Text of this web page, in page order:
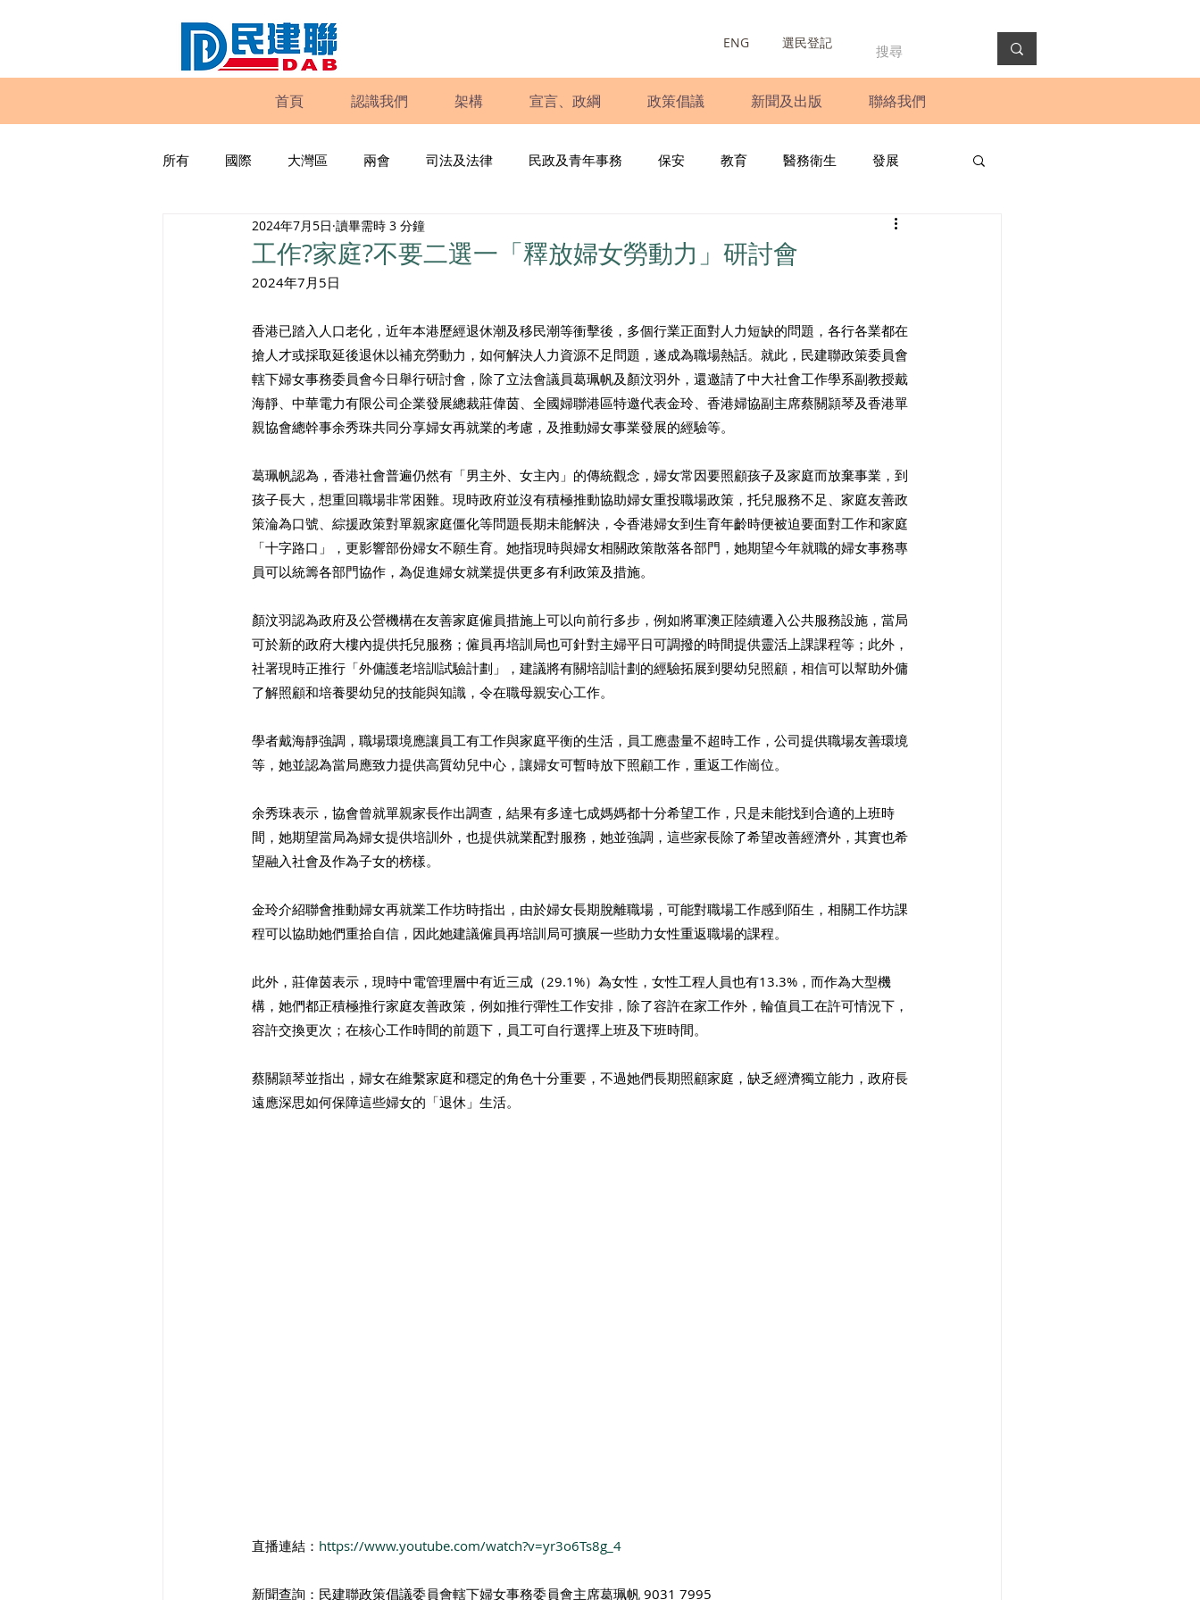
ENG 選民登記
首頁 認識我們 架構 宣言、政綱 政策倡議 新聞及出版 聯絡我們
所有 國際 大灣區 兩會 司法及法律 民政及青年事務 保安 教育 醫務衛生 發展
工商專業 家庭 圓桌會議
議會監察 區議會
工作?家庭?不要二選一「釋放婦女勞動力」研討會
2024年7月5日 讀畢需時 3 分鐘
2024年7月5日
香港已踏入人口老化，近年本港歷經退休潮及移民潮等衝擊後，多個行業正面對人力短缺的問題，各行各業都在
搶人才或採取延後退休以補充勞動力，如何解決人力資源不足問題，遂成為職場熱話。就此，民建聯政策委員會
轄下婦女事務委員會今日舉行研討會，除了立法會議員葛珮帆及顏汶羽外，還邀請了中大社會工作學系副教授戴
海靜、中華電力有限公司企業發展總裁莊偉茵、全國婦聯港區特邀代表金玲、香港婦協副主席蔡關頴琴及香港單
親協會總幹事余秀珠共同分享婦女再就業的考慮，及推動婦女事業發展的經驗等。
葛珮帆認為，香港社會普遍仍然有「男主外、女主內」的傳統觀念，婦女常因要照顧孩子及家庭而放棄事業，到
孩子長大，想重回職場非常困難。現時政府並沒有積極推動協助婦女重投職場政策，托兒服務不足、家庭友善政
策淪為口號、綜援政策對單親家庭僵化等問題長期未能解決，令香港婦女到生育年齡時便被迫要面對工作和家庭
「十字路口」，更影響部份婦女不願生育。她指現時與婦女相關政策散落各部門，她期望今年就職的婦女事務專
員可以統籌各部門協作，為促進婦女就業提供更多有利政策及措施。
顏汶羽認為政府及公營機構在友善家庭僱員措施上可以向前行多步，例如將軍澳正陸續遷入公共服務設施，當局
可於新的政府大樓內提供托兒服務；僱員再培訓局也可針對主婦平日可調撥的時間提供靈活上課課程等；此外，
社署現時正推行「外傭護老培訓試驗計劃」，建議將有關培訓計劃的經驗拓展到嬰幼兒照顧，相信可以幫助外傭
了解照顧和培養嬰幼兒的技能與知識，令在職母親安心工作。
學者戴海靜強調，職場環境應讓員工有工作與家庭平衡的生活，員工應盡量不超時工作，公司提供職場友善環境
等，她並認為當局應致力提供高質幼兒中心，讓婦女可暫時放下照顧工作，重返工作崗位。
余秀珠表示，協會曾就單親家長作出調查，結果有多達七成媽媽都十分希望工作，只是未能找到合適的上班時
間，她期望當局為婦女提供培訓外，也提供就業配對服務，她並強調，這些家長除了希望改善經濟外，其實也希
望融入社會及作為子女的榜樣。
金玲介紹聯會推動婦女再就業工作坊時指出，由於婦女長期脫離職場，可能對職場工作感到陌生，相關工作坊課
程可以協助她們重拾自信，因此她建議僱員再培訓局可擴展一些助力女性重返職場的課程。
此外，莊偉茵表示，現時中電管理層中有近三成（29.1%）為女性，女性工程人員也有13.3%，而作為大型機
構，她們都正積極推行家庭友善政策，例如推行彈性工作安排，除了容許在家工作外，輪值員工在許可情況下，
容許交換更次；在核心工作時間的前題下，員工可自行選擇上班及下班時間。
蔡關頴琴並指出，婦女在維繫家庭和穩定的角色十分重要，不過她們長期照顧家庭，缺乏經濟獨立能力，政府長
遠應深思如何保障這些婦女的「退休」生活。
直播連結： https://www.youtube.com/watch?v=yr3o6Ts8g_4
新聞查詢：民建聯政策倡議委員會轄下婦女事務委員會主席葛珮帆 9031 7995